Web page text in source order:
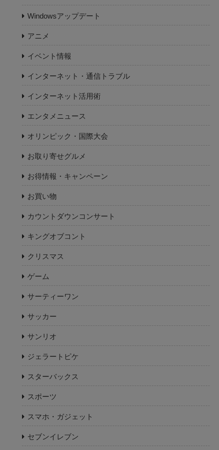
Windowsアップデート
アニメ
イベント情報
インターネット・通信トラブル
インターネット活用術
エンタメニュース
オリンピック・国際大会
お取り寄せグルメ
お得情報・キャンペーン
お買い物
カウントダウンコンサート
キングオブコント
クリスマス
ゲーム
サーティーワン
サッカー
サンリオ
ジェラートピケ
スターバックス
スポーツ
スマホ・ガジェット
セブンイレブン